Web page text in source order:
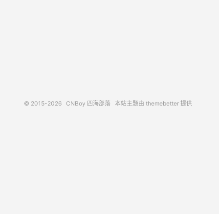
© 2015-2026 CNBoy 四海部落 本站主题由 themebetter 提供